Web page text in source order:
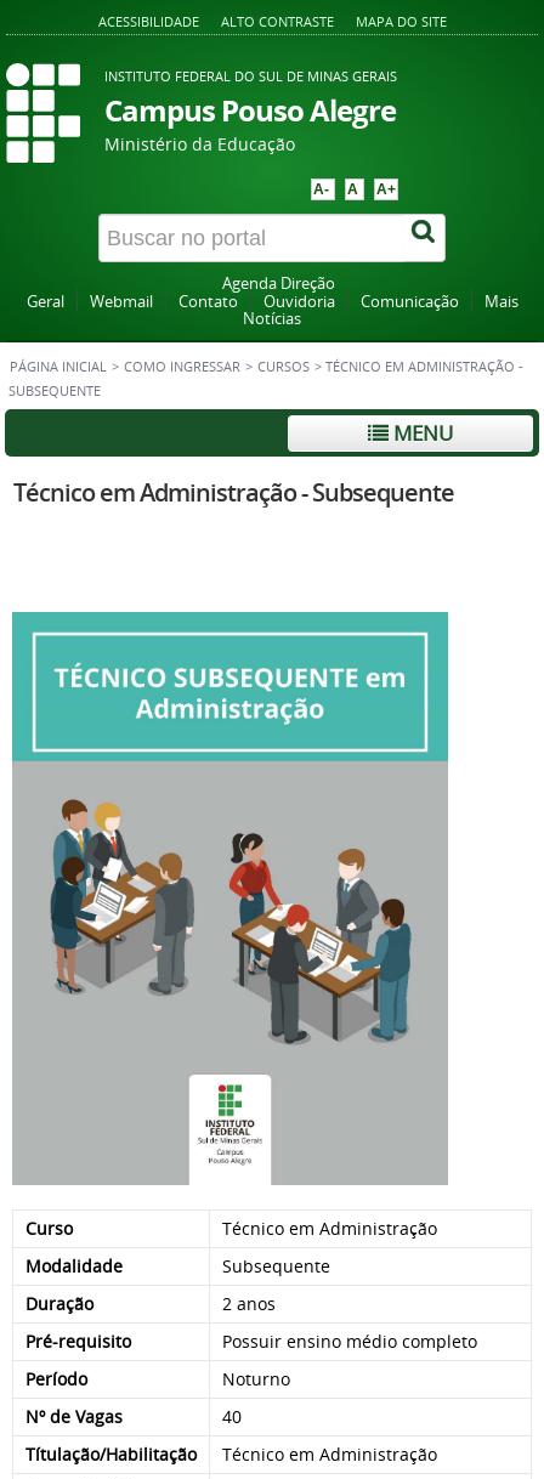
ACESSIBILIDADE ALTO CONTRASTE MAPA DO SITE
INSTITUTO FEDERAL DO SUL DE MINAS GERAIS
Campus Pouso Alegre
Ministério da Educação
A- A A+
Agenda Direção
Geral
Webmail Contato Ouvidoria Comunicação
Mais
Notícias
PÁGINA INICIAL > COMO INGRESSAR > CURSOS > TÉCNICO EM ADMINISTRAÇÃO -
SUBSEQUENTE
MENU
Técnico em Administração - Subsequente
Curso
Técnico em Administração
Modalidade
Subsequente
Duração
2 anos
Pré-requisito
Possuir ensino médio completo
Período
Noturno
Nº de Vagas
40
Títulação/Habilitação
Técnico em Administração